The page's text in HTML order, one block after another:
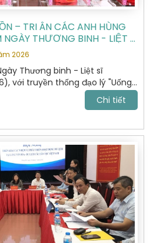
– TRI ÂN CÁC ANH HÙNG
NGÀY THƯƠNG BINH - LIỆT SĨ
2026
Thương binh - Liệt sĩ
với truyền thống đạo lý "Uống
đáp nghĩa", Hiệp hội Du lịch Hà
dâng hương, tưởng niệm các
nghỉ của gần 2.000 Anh
của Tổ quốc giai đoạn 1979 -
Chi tiết